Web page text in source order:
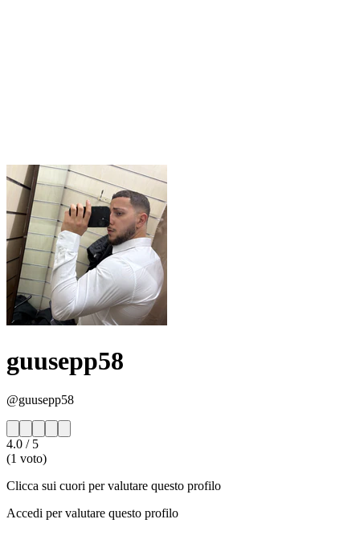
guusepp58
@guusepp58
4.0 / 5
(1 voto)
Clicca sui cuori per valutare questo profilo
Accedi per valutare questo profilo